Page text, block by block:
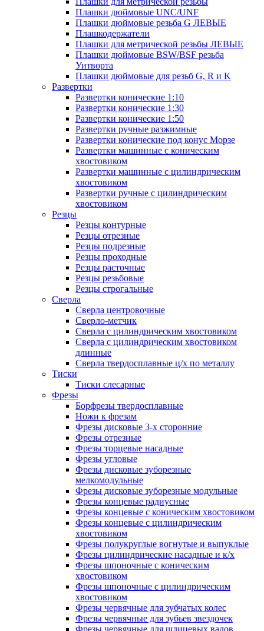
Плашки дюймовые UNC/UNF
Плашки дюймовые резьба G ЛЕВЫЕ
Плашкодержатели
Плашки для метрической резьбы ЛЕВЫЕ
Плашки дюймовые BSW/BSF резьба
Уитворта
Плашки дюймовые для резьб G, R и K
Развертки
Развертки конические 1:10
Развертки конические 1:30
Развертки конические 1:50
Развертки ручные разжимные
Развертки конические под конус Морзе
Развертки машинные с коническим
хвостовиком
Развертки машинные с цилиндрическим
хвостовиком
Развертки ручные с цилиндрическим
хвостовиком
Резцы
Резцы контурные
Резцы отрезные
Резцы подрезные
Резцы проходные
Резцы расточные
Резцы резьбовые
Резцы строгальные
Сверла
Сверла центровочные
Сверло-метчик
Сверла с цилиндрическим хвостовиком
Сверла с цилиндрическим хвостовиком
длинные
Сверла твердосплавные ц/х по металлу
Тиски
Тиски слесарные
Фрезы
Борфрезы твердосплавные
Ножи к фрезам
Фрезы дисковые 3-х сторонние
Фрезы отрезные
Фрезы торцевые насадные
Фрезы угловые
Фрезы дисковые зуборезные
мелкомодульные
Фрезы дисковые зуборезные модульные
Фрезы концевые радиусные
Фрезы концевые с коническим хвостовиком
Фрезы концевые с цилиндрическим
хвостовиком
Фрезы полукруглые вогнутые и выпуклые
Фрезы цилиндрические насадные и к/х
Фрезы шпоночные с коническим
хвостовиком
Фрезы шпоночные с цилиндрическим
хвостовиком
Фрезы червячные для зубчатых колес
Фрезы червячные для зубьев звездочек
Фрезы червячные для шлицевых валов